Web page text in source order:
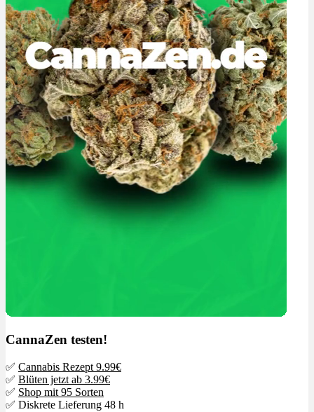
CannaZen testen!
✅ Cannabis Rezept 9.99€
✅ Blüten jetzt ab 3.99€
✅ Shop mit 95 Sorten
✅ Diskrete Lieferung 48 h